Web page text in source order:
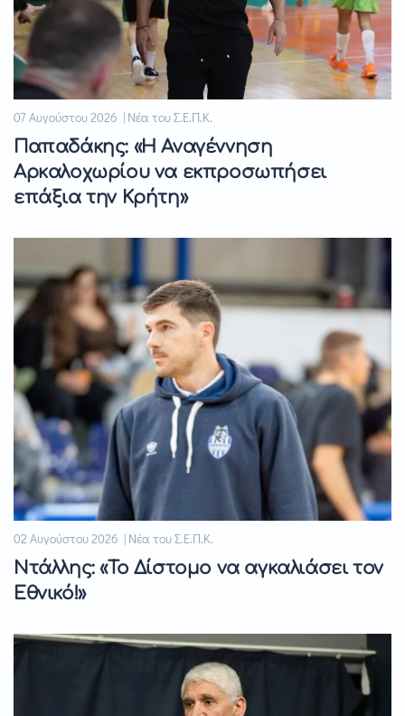
07 Αυγούστου 2026 | Νέα του Σ.Ε.Π.Κ.
Παπαδάκης: «Η Αναγέννηση
Αρκαλοχωρίου να εκπροσωπήσει
επάξια την Κρήτη»
02 Αυγούστου 2026 | Νέα του Σ.Ε.Π.Κ.
Ντάλλης: «Το Δίστομο να αγκαλιάσει τον
Εθνικό!»